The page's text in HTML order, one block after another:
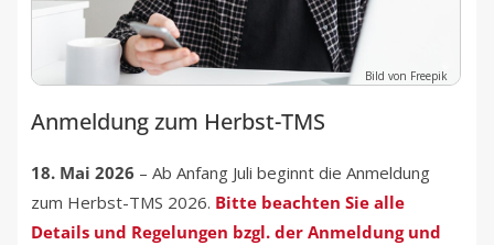
Bild von Freepik
Anmeldung zum Herbst-TMS
18. Mai 2026 – Ab Anfang Juli beginnt die Anmeldung
zum Herbst-TMS 2026. Bitte beachten Sie alle
Details und Regelungen bzgl. der Anmeldung und